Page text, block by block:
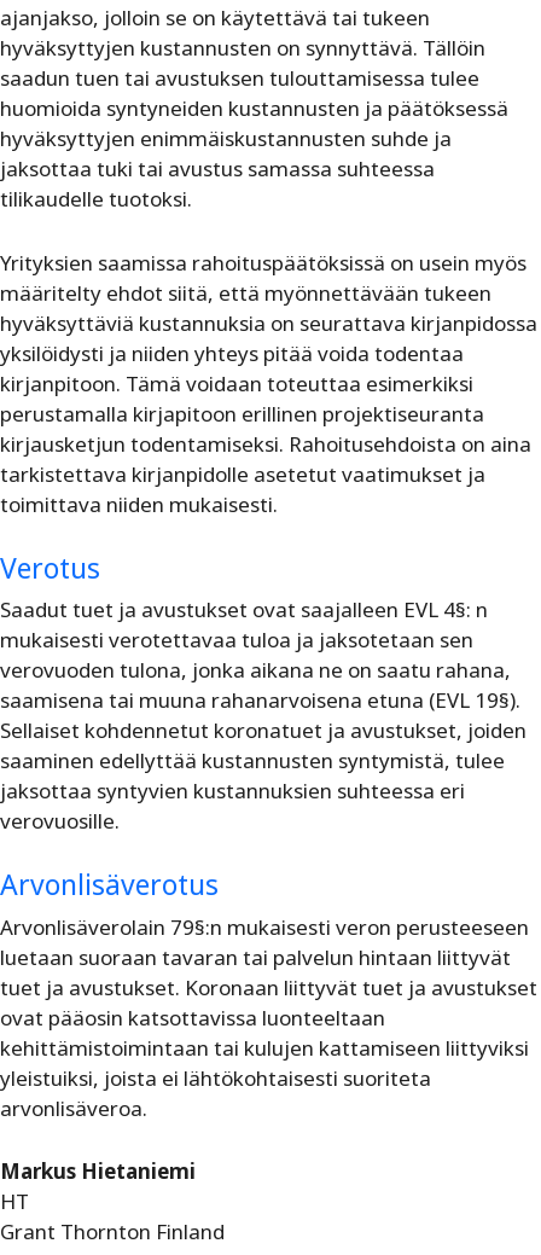
ajanjakso, jolloin se on käytettävä tai tukeen
hyväksyttyjen kustannusten on synnyttävä. Tällöin
saadun tuen tai avustuksen tulouttamisessa tulee
huomioida syntyneiden kustannusten ja päätöksessä
hyväksyttyjen enimmäiskustannusten suhde ja
jaksottaa tuki tai avustus samassa suhteessa
tilikaudelle tuotoksi.
Yrityksien saamissa rahoituspäätöksissä on usein myös
määritelty ehdot siitä, että myönnettävään tukeen
hyväksyttäviä kustannuksia on seurattava kirjanpidossa
yksilöidysti ja niiden yhteys pitää voida todentaa
kirjanpitoon. Tämä voidaan toteuttaa esimerkiksi
perustamalla kirjapitoon erillinen projektiseuranta
kirjausketjun todentamiseksi. Rahoitusehdoista on aina
tarkistettava kirjanpidolle asetetut vaatimukset ja
toimittava niiden mukaisesti.
Verotus
Saadut tuet ja avustukset ovat saajalleen EVL 4§: n
mukaisesti verotettavaa tuloa ja jaksotetaan sen
verovuoden tulona, jonka aikana ne on saatu rahana,
saamisena tai muuna rahanarvoisena etuna (EVL 19§).
Sellaiset kohdennetut koronatuet ja avustukset, joiden
saaminen edellyttää kustannusten syntymistä, tulee
jaksottaa syntyvien kustannuksien suhteessa eri
verovuosille.
Arvonlisäverotus
Arvonlisäverolain 79§:n mukaisesti veron perusteeseen
luetaan suoraan tavaran tai palvelun hintaan liittyvät
tuet ja avustukset. Koronaan liittyvät tuet ja avustukset
ovat pääosin katsottavissa luonteeltaan
kehittämistoimintaan tai kulujen kattamiseen liittyviksi
yleistuiksi, joista ei lähtökohtaisesti suoriteta
arvonlisäveroa.
Markus Hietaniemi
HT
Grant Thornton Finland